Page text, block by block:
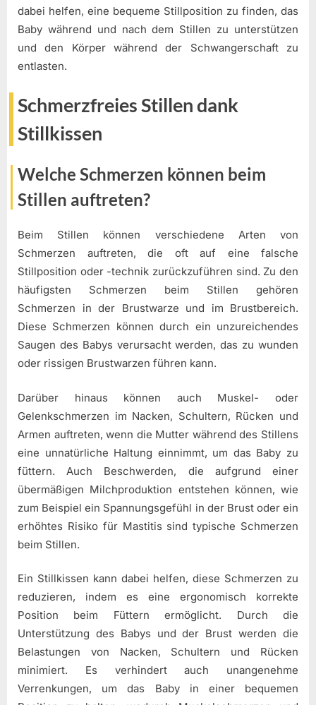
dabei helfen, eine bequeme Stillposition zu finden, das
Baby während und nach dem Stillen zu unterstützen
und den Körper während der Schwangerschaft zu
entlasten.
Schmerzfreies Stillen dank
Stillkissen
Welche Schmerzen können beim
Stillen auftreten?
Beim Stillen können verschiedene Arten von
Schmerzen auftreten, die oft auf eine falsche
Stillposition oder -technik zurückzuführen sind. Zu den
häufigsten Schmerzen beim Stillen gehören
Schmerzen in der Brustwarze und im Brustbereich.
Diese Schmerzen können durch ein unzureichendes
Saugen des Babys verursacht werden, das zu wunden
oder rissigen Brustwarzen führen kann.
Darüber hinaus können auch Muskel- oder
Gelenkschmerzen im Nacken, Schultern, Rücken und
Armen auftreten, wenn die Mutter während des Stillens
eine unnatürliche Haltung einnimmt, um das Baby zu
füttern. Auch Beschwerden, die aufgrund einer
übermäßigen Milchproduktion entstehen können, wie
zum Beispiel ein Spannungsgefühl in der Brust oder ein
erhöhtes Risiko für Mastitis sind typische Schmerzen
beim Stillen.
Ein Stillkissen kann dabei helfen, diese Schmerzen zu
reduzieren, indem es eine ergonomisch korrekte
Position beim Füttern ermöglicht. Durch die
Unterstützung des Babys und der Brust werden die
Belastungen von Nacken, Schultern und Rücken
minimiert. Es verhindert auch unangenehme
Verrenkungen, um das Baby in einer bequemen